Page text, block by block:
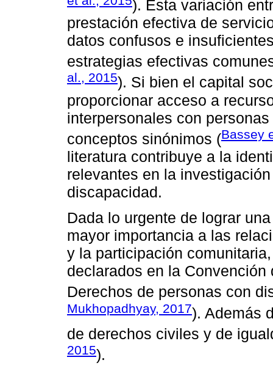
). Esta variación
prestación efectiva de
datos confusos e
estrategias efectivas
al., 2015). Si bien el capital
proporcionar acceso a
interpersonales con
conceptos sinónimos (Bassey
literatura contribuye a la
relevantes en la
discapacidad.
Dada lo urgente de lograr
mayor importancia a las
y la participación
declarados en la
Derechos de personas con
Mukhopadhyay, 2017). Además
de derechos civiles y de
2015).